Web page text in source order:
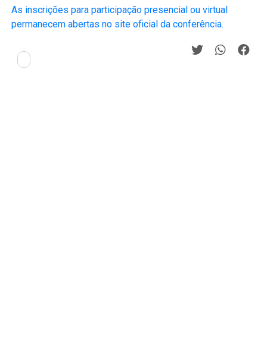
As inscrições para participação presencial ou virtual
permanecem abertas no site oficial da conferência.